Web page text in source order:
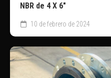
NBR de 4 X 6″
10 de febrero de 2024